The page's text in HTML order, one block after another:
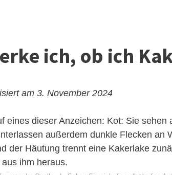
ich, ob ich
am 3. November 2024
eines dieser Anzeichen: Kot: Sie sehen
außerdem dunkle Flecken an
der Häutung trennt eine Kakerlake
ihm heraus.